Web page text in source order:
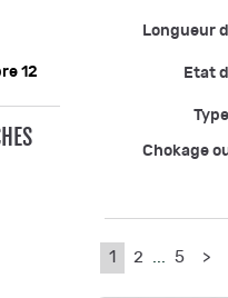
12
Longueur
Etat
Chokage
1 2 ... 5 >